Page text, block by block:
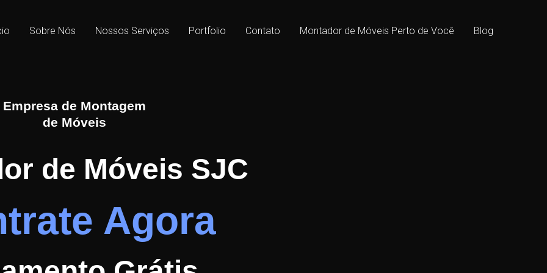
Sobre Nós Nossos Serviços Portfolio Contato Montador de Móveis Perto de Você Blog
Empresa de Montagem
de Móveis
de Móveis SJC
Agora